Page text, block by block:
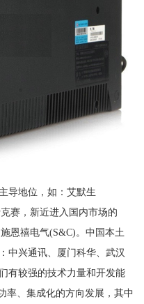
导地位，如：艾默生
赛，新近进入国内市场的
恩禧电气(S&C)。中国本土
中兴通讯、厦门科华、武汉
有较强的技术力量和开发能
率、集成化的方向发展，其中